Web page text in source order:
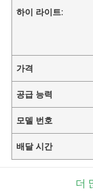
하이 라이트:
가격
공급 능력
모델 번호
배달 시간
더